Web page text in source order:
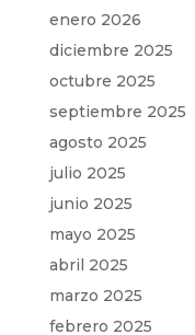
enero 2026
diciembre 2025
octubre 2025
septiembre 2025
agosto 2025
julio 2025
junio 2025
mayo 2025
abril 2025
marzo 2025
febrero 2025